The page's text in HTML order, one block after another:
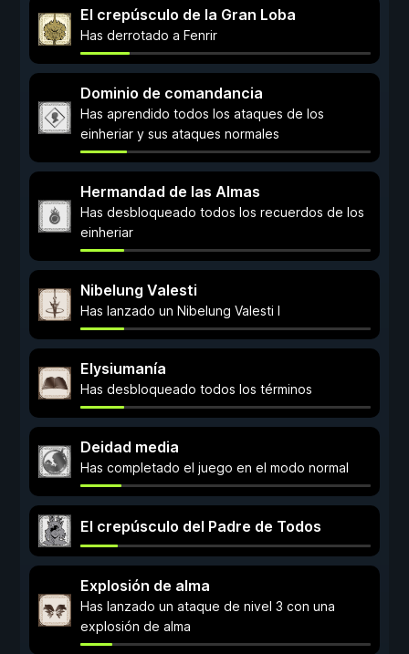
El crepúsculo de la Gran Loba
Has derrotado a Fenrir
Dominio de comandancia
Has aprendido todos los ataques de los
einheriar y sus ataques normales
Hermandad de las Almas
Has desbloqueado todos los recuerdos de los
einheriar
Nibelung Valesti
Has lanzado un Nibelung Valesti I
Elysiumanía
Has desbloqueado todos los términos
Deidad media
Has completado el juego en el modo normal
El crepúsculo del Padre de Todos
Explosión de alma
Has lanzado un ataque de nivel 3 con una
explosión de alma